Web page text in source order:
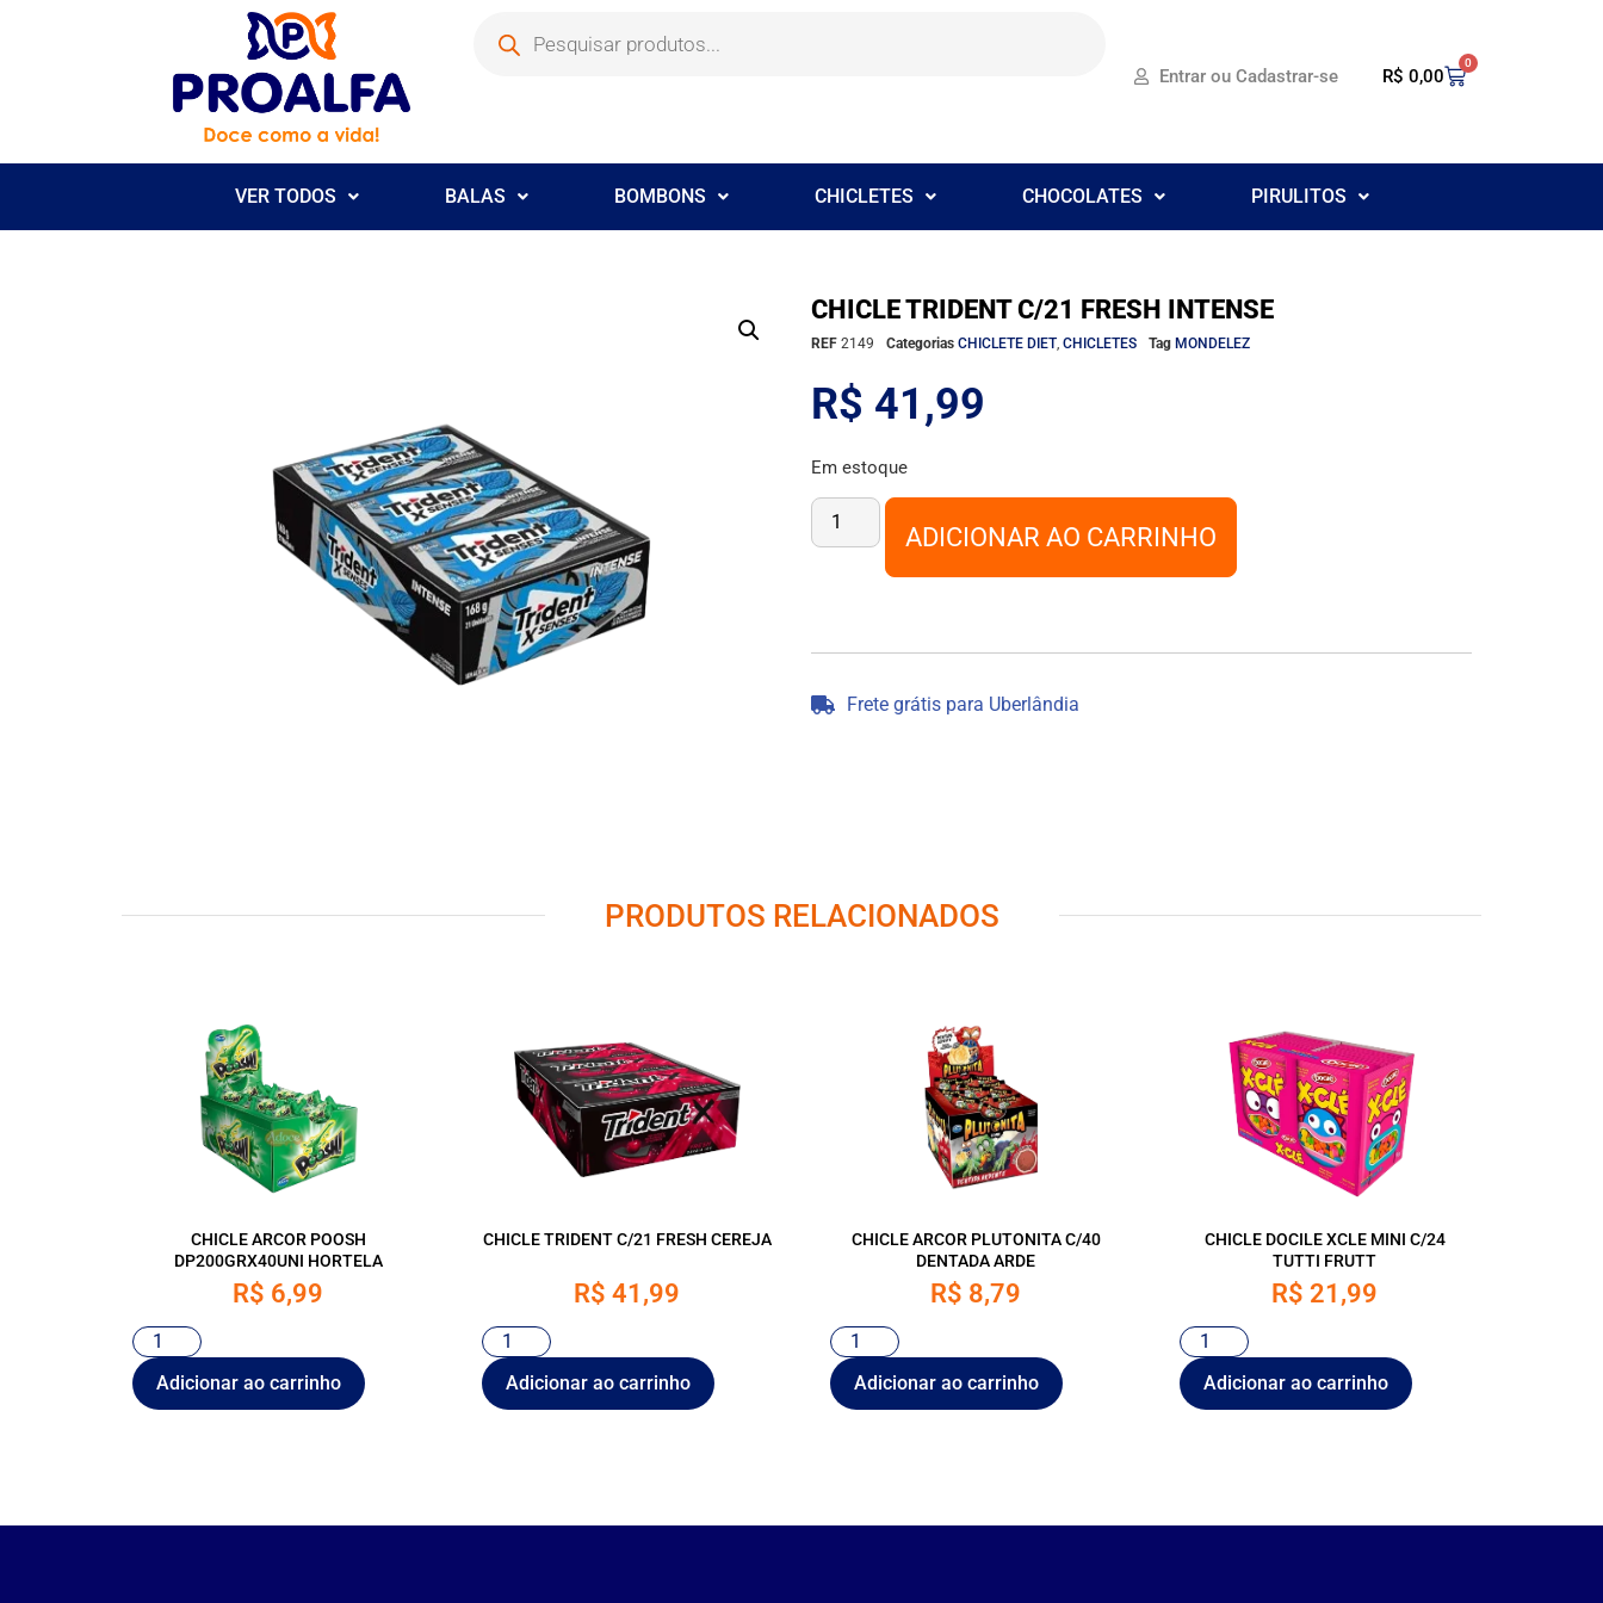
Entrar ou Cadastrar-se R$ 0,00
0
VER TODOS BALAS BOMBONS CHICLETES CHOCOLATES PIRULITOS
CHICLE TRIDENT C/21 FRESH INTENSE
REF 2149 Categorias CHICLETE DIET, CHICLETES Tag MONDELEZ
R$ 41,99
Em estoque
ADICIONAR AO CARRINHO
Frete grátis para Uberlândia
PRODUTOS RELACIONADOS
CHICLE ARCOR POOSH
DP200GRX40UNI HORTELA
R$ 6,99
Adicionar ao carrinho
CHICLE TRIDENT C/21 FRESH CEREJA
R$ 41,99
Adicionar ao carrinho
CHICLE ARCOR PLUTONITA C/40
DENTADA ARDE
R$ 8,79
Adicionar ao carrinho
CHICLE DOCILE XCLE MINI C/24
TUTTI FRUTT
R$ 21,99
Adicionar ao carrinho